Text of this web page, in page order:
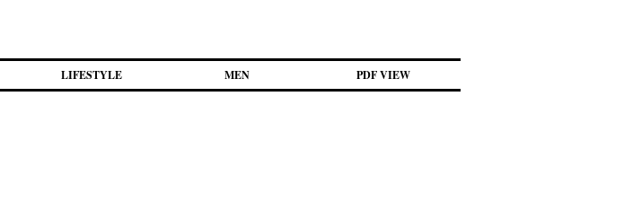
LIFESTYLE MEN PDF VIEW